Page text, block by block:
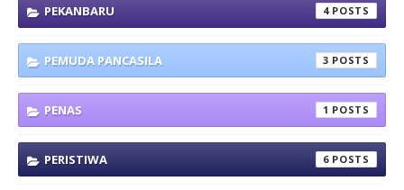
PEKANBARU 4
PEMUDA PANCASILA 3
PENAS 1
PERISTIWA 6